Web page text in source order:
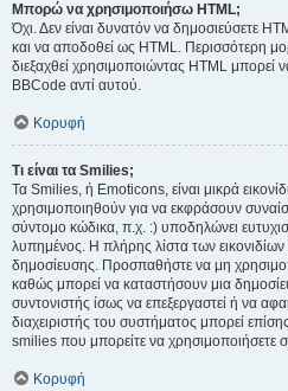
Μπορώ να χρησιμοποιήσω HTML;
Όχι. Δεν είναι δυνατόν να δημοσιεύσετε
και να αποδοθεί ως HTML. Περισσότερη
διεξαχθεί χρησιμοποιώντας HTML μπορεί
BBCode αντί αυτού.
Κορυφή
Τι είναι τα Smilies;
Τα Smilies, ή Emoticons, είναι μικρά
χρησιμοποιηθούν για να εκφράσουν
σύντομο κώδικα, π.χ. :) υποδηλώνει
λυπημένος. Η πλήρης λίστα των
δημοσίευσης. Προσπαθήστε να μη
καθώς μπορεί να καταστήσουν μια
συντονιστής ίσως να επεξεργαστεί ή να
διαχειριστής του συστήματος μπορεί
smilies που μπορείτε να χρησιμοποιήσετε
Κορυφή